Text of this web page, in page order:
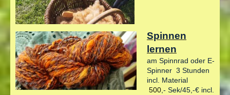
Spinnen
lernen
am Spinnrad oder E-
Spinner 3 Stunden
incl. Material
500,- Sek/45,-€ incl.